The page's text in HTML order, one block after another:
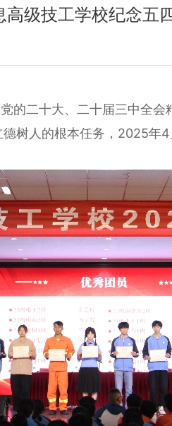
级技工学校纪念五
的二十大、二十届三中全
德树人的根本任务，2025年